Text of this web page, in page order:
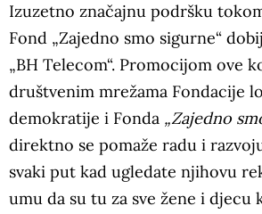
Izuzetno značajnu podršku
Fond „Zajedno smo sigurne“
„BH Telecom“. Promocijom ove
društvenim mrežama Fondacije
demokratije i Fonda „Zajedno
direktno se pomaže radu i
svaki put kad ugledate njihovu
umu da su tu za sve žene i djecu